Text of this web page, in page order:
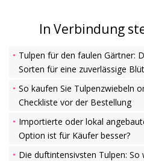
In Verbindung
Tulpen für den faulen Gärtner:
Sorten für eine zuverlässige
So kaufen Sie Tulpenzwiebeln
Checkliste vor der Bestellung
Importierte oder lokal
Option ist für Käufer besser?
Die duftintensivsten Tulpen: So